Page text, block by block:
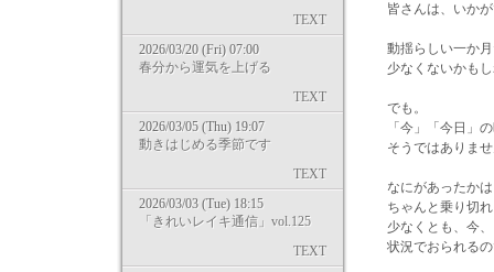
TEXT
2026/03/20 (Fri) 07:00
春分から運気を上げる
TEXT
2026/03/05 (Thu) 19:07
動きはじめる季節です
TEXT
2026/03/03 (Tue) 18:15
「きれいレイキ通信」vol.125
TEXT
皆さんは、いか
動揺らしい一か
少なくないかも
でも。
「今」「今日」の
そうではありま
なにがあったか
ちゃんと乗り切
少なくとも、今、
状況でおられる